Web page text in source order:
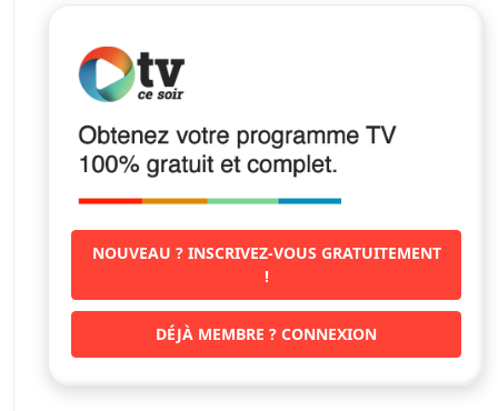
NOUVEAU ? INSCRIVEZ-VOUS GRATUITEMENT
!
DÉJÀ MEMBRE ? CONNEXION